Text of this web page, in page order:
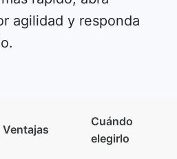
agilidad y responda
Ventajas
Cuándo
elegirlo